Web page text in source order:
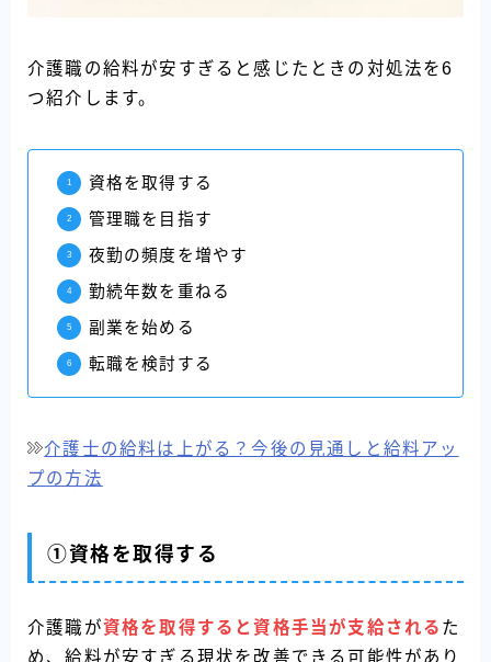
介護職の給料が安すぎると感じたときの対処法を6
つ紹介します。
資格を取得する
管理職を目指す
夜勤の頻度を増やす
勤続年数を重ねる
副業を始める
転職を検討する
介護士の給料は上がる？今後の見通しと給料アッ
プの方法
①資格を取得する
介護職が資格を取得すると資格手当が支給される た
め、給料が安すぎる現状を改善できる可能性があり